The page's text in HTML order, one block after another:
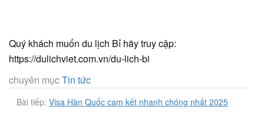
Quý khách muốn du lịch Bỉ hãy truy cập:
https://dulichviet.com.vn/du-lich-bi
chuyên mụcTin tức
Bài tiếp: Visa Hàn Quốc cam kết nhanh chóng nhất 2025